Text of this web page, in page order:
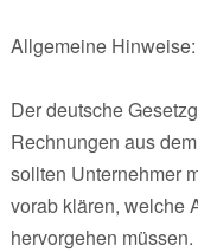
Allgemeine Hinweise:
Der deutsche
Rechnungen aus
sollten Unternehmer
vorab klären, welche
hervorgehen